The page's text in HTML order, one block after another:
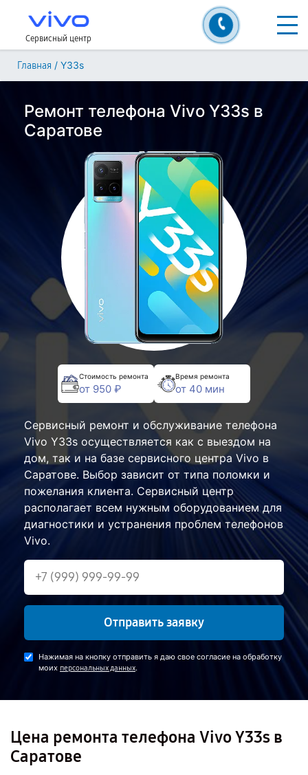
Сервисный центр
Главная / Y33s
Ремонт телефона Vivo Y33s в
Саратове
Стоимость ремонта
от 950 ₽
Время ремонта
от 40 мин
Сервисный ремонт и обслуживание телефона
Vivo Y33s осуществляется как с выездом на
дом, так и на базе сервисного центра Vivo в
Саратове. Выбор зависит от типа поломки и
пожелания клиента. Сервисный центр
располагает всем нужным оборудованием для
диагностики и устранения проблем телефонов
Vivo.
Отправить заявку
Нажимая на кнопку отправить я даю свое согласие на обработку
моих персональных данных.
Цена ремонта телефона Vivo Y33s в
Саратове